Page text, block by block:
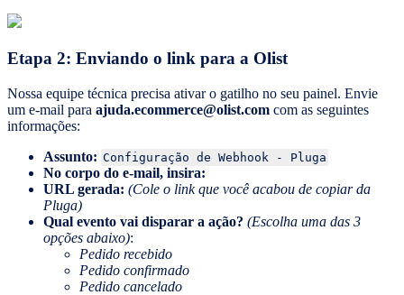
Etapa 2: Enviando o link para a Olist
Nossa equipe técnica precisa ativar o gatilho no seu painel. Envie
um e-mail para ajuda.ecommerce@olist.com com as seguintes
informações:
Assunto: Configuração de Webhook - Pluga
No corpo do e-mail, insira:
URL gerada: (Cole o link que você acabou de copiar da
Pluga)
Qual evento vai disparar a ação? (Escolha uma das 3
opções abaixo):
Pedido recebido
Pedido confirmado
Pedido cancelado